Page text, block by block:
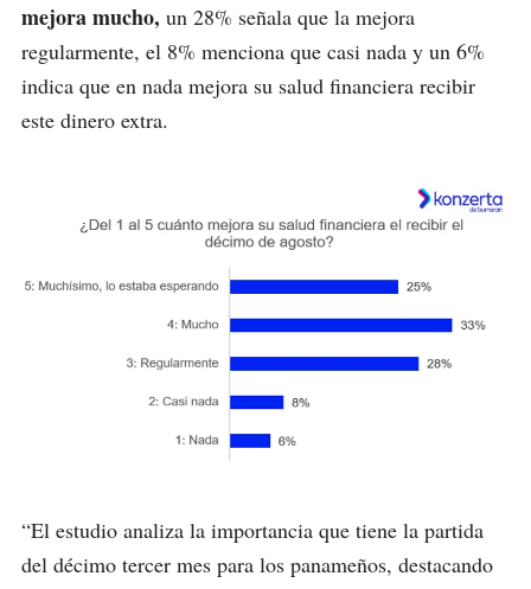
mejora mucho, un 28% señala que la mejora
regularmente, el 8% menciona que casi nada y un 6%
indica que en nada mejora su salud financiera recibir
este dinero extra.
“El estudio analiza la importancia que tiene la partida
del décimo tercer mes para los panameños, destacando